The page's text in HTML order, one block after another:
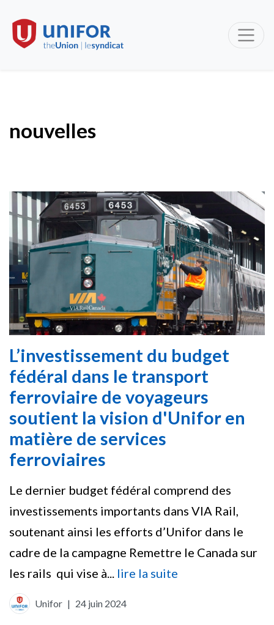
nouvelles
L’investissement du budget
fédéral dans le transport
ferroviaire de voyageurs
soutient la vision d'Unifor en
matière de services
ferroviaires
Le dernier budget fédéral comprend des
investissements importants dans VIA Rail,
soutenant ainsi les efforts d’Unifor dans le
cadre de la campagne Remettre le Canada sur
les rails qui vise à... lire la suite
Unifor | 24 juin 2024